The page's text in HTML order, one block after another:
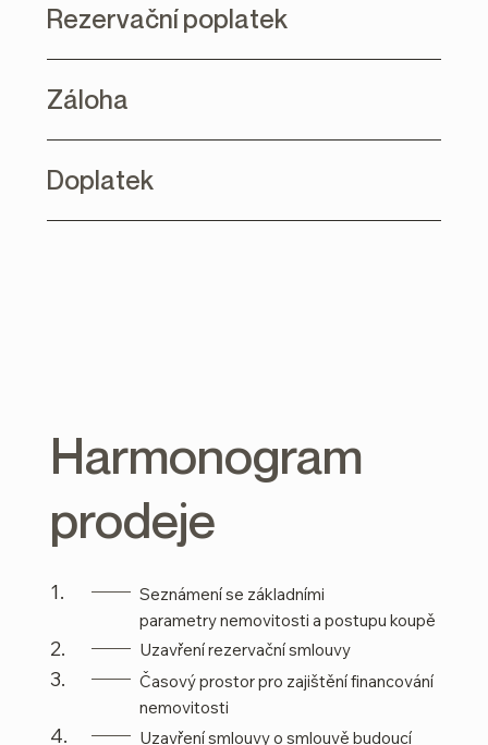
Rezervační poplatek
Záloha
Doplatek
Harmonogram
prodeje
1.
Seznámení se základními
parametry nemovitosti a postupu koupě
2. Uzavření rezervační smlouvy
3.
Časový prostor pro zajištění financování
nemovitosti
4.
Uzavření smlouvy o smlouvě budoucí